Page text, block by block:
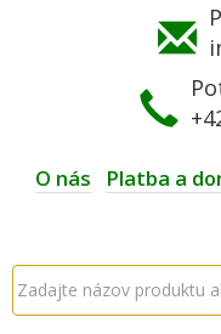
O nás Platba a